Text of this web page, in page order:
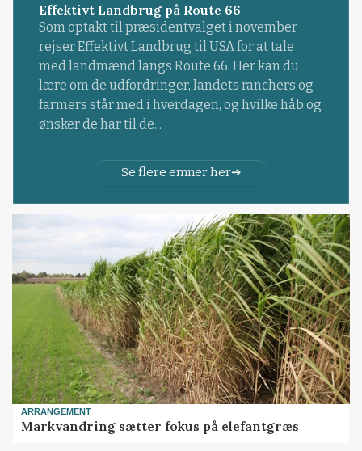
Effektivt Landbrug på Route 66
Som optakt til præsidentvalget i november
rejser Effektivt Landbrug til USA for at tale
med landmænd langs Route 66. Her kan du
lære om de udfordringer, landets ranchers og
farmers står med i hverdagen, og hvilke håb og
ønsker de har til de...
Se flere emner her
ARRANGEMENT
Markvandring sætter fokus på elefantgræs